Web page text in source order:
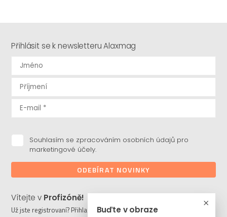
Buďte v obraze
Přihlásit se k newsletteru Alaxmag
Souhlasím se zpracováním osobních údajů pro
marketingové účely.
ODEBÍRAT NOVINKY
Vítejte v Profizóně!
Už jste registrovaní? Přihlaste se a stahujte potřebné soubory či